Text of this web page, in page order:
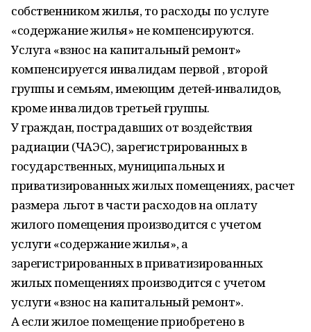
собственником жилья, то расходы по услуге
«содержание жилья» не компенсируются.
Услуга «взнос на капитальный ремонт»
компенсируется инвалидам первой , второй
группы и семьям, имеющим детей‑инвалидов,
кроме инвалидов третьей группы.
У граждан, пострадавших от воздействия
радиации (ЧАЭС), зарегистрированных в
государственных, муниципальных и
приватизированных жилых помещениях, расчет
размера льгот в части расходов на оплату
жилого помещения производится с учетом
услуги «содержание жилья», а
зарегистрированных в приватизированных
жилых помещениях производится с учетом
услуги «взнос на капитальный ремонт».
А если жилое помещение приобретено в